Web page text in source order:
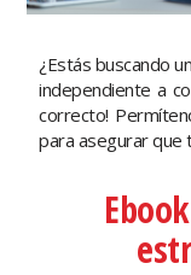
¿Estás buscando
independiente a
correcto!
para asegurar que